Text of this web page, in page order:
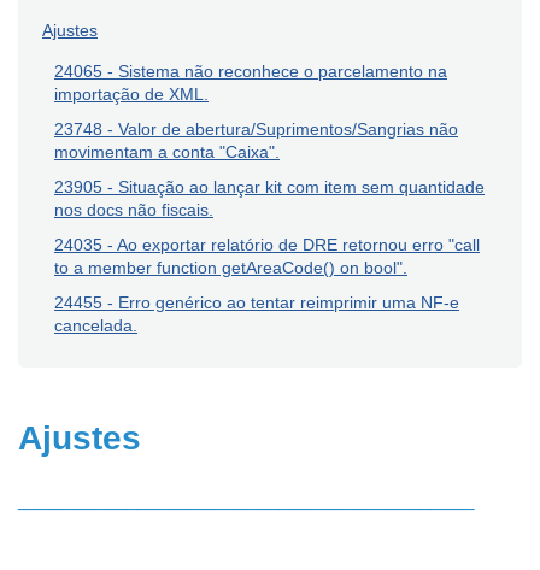
Ajustes
24065 - Sistema não reconhece o parcelamento na
importação de XML.
23748 - Valor de abertura/Suprimentos/Sangrias não
movimentam a conta "Caixa".
23905 - Situação ao lançar kit com item sem quantidade
nos docs não fiscais.
24035 - Ao exportar relatório de DRE retornou erro "call
to a member function getAreaCode() on bool".
24455 - Erro genérico ao tentar reimprimir uma NF-e
cancelada.
Ajustes